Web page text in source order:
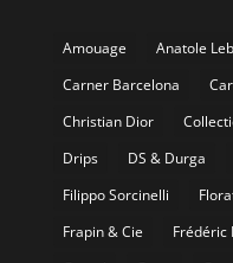
Amouage Anatole
Carner Barcelona
Christian Dior
Drips
DS & Durga
Filippo Sorcinelli
Frapin & Cie
Frédéric